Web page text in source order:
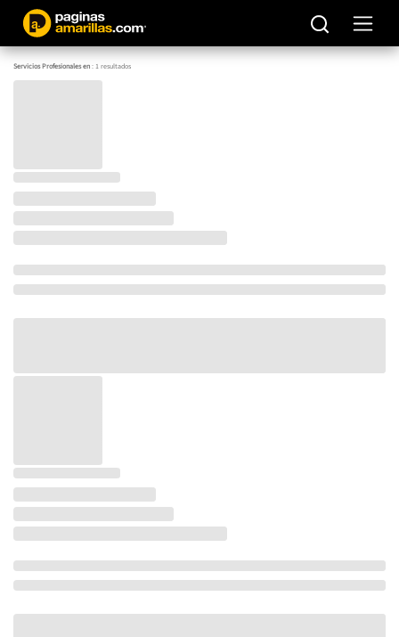
Servicios Profesionales en:1resultados